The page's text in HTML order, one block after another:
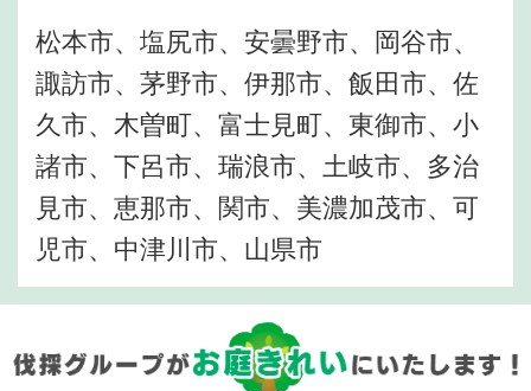
松本市、塩尻市、安曇野市、岡谷市、
諏訪市、茅野市、伊那市、飯田市、佐
久市、木曽町、富士見町、東御市、小
諸市、下呂市、瑞浪市、土岐市、多治
見市、恵那市、関市、美濃加茂市、可
児市、中津川市、山県市